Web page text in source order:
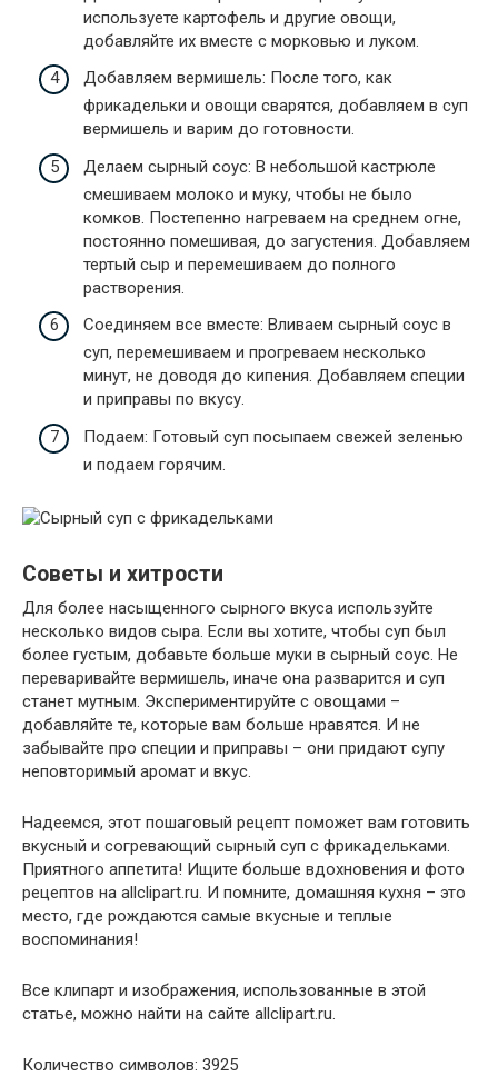
используете картофель и другие овощи,
добавляйте их вместе с морковью и луком.
Добавляем вермишель: После того, как
фрикадельки и овощи сварятся, добавляем в суп
вермишель и варим до готовности.
Делаем сырный соус: В небольшой кастрюле
смешиваем молоко и муку, чтобы не было
комков. Постепенно нагреваем на среднем огне,
постоянно помешивая, до загустения. Добавляем
тертый сыр и перемешиваем до полного
растворения.
Соединяем все вместе: Вливаем сырный соус в
суп, перемешиваем и прогреваем несколько
минут, не доводя до кипения. Добавляем специи
и приправы по вкусу.
Подаем: Готовый суп посыпаем свежей зеленью
и подаем горячим.
Советы и хитрости
Для более насыщенного сырного вкуса используйте
несколько видов сыра. Если вы хотите, чтобы суп был
более густым, добавьте больше муки в сырный соус. Не
переваривайте вермишель, иначе она разварится и суп
станет мутным. Экспериментируйте с овощами –
добавляйте те, которые вам больше нравятся. И не
забывайте про специи и приправы – они придают супу
неповторимый аромат и вкус.
Надеемся, этот пошаговый рецепт поможет вам готовить
вкусный и согревающий сырный суп с фрикадельками.
Приятного аппетита! Ищите больше вдохновения и фото
рецептов на allclipart.ru. И помните, домашняя кухня – это
место, где рождаются самые вкусные и теплые
воспоминания!
Все клипарт и изображения, использованные в этой
статье, можно найти на сайте allclipart.ru.
Количество символов: 3925